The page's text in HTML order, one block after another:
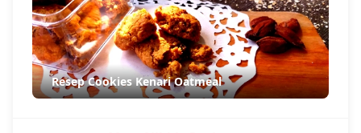
Resep Cookies Kenari Oatmeal